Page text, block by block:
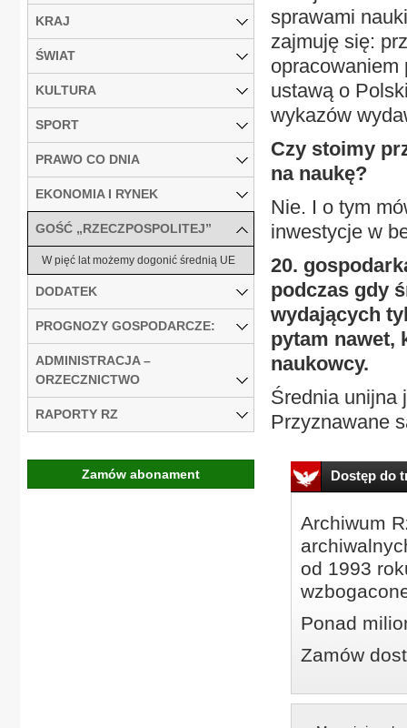
sprawami
zajmuję się:
opracowaniem
ustawą o
wykazów
Czy stoimy
na naukę?
Nie. I o tym
inwestycje w
20.
podczas gdy
wydających
pytam nawet,
naukowcy.
Średnia unijna
Przyznawane
Dostęp do
Archiwum
od 1993
Ponad
Zamów
KRAJ
ŚWIAT
KULTURA
SPORT
PRAWO CO DNIA
EKONOMIA I RYNEK
GOŚĆ „RZECZPOSPOLITEJ”
W pięć lat możemy dogonić średnią UE
DODATEK
PROGNOZY GOSPODARCZE:
ADMINISTRACJA –
ORZECZNICTWO
RAPORTY RZ
Zamów abonament